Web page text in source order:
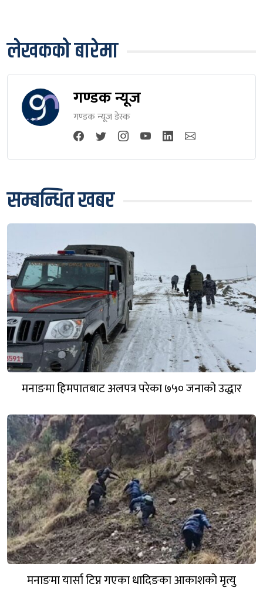
लेखकको बारेमा
गण्डक न्यूज
गण्डक न्यूज डेस्क
सम्बन्धित खबर
मनाङमा हिमपातबाट अलपत्र परेका ७५० जनाको उद्धार
मनाङमा यार्सा टिप्न गएका धादिङका आकाशको मृत्यु